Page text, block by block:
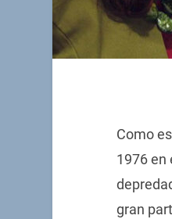
Como
1976 en
gran